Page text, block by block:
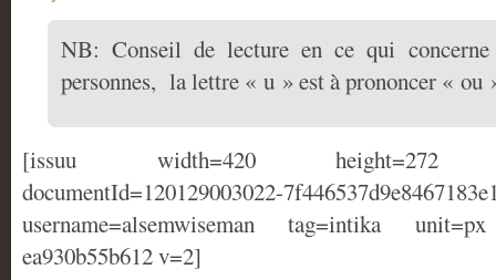
NB: Conseil de lecture en ce qui
personnes, la lettre « u » est à prononcer « ou
[issuu width=420 height=272
documentId=120129003022-
username=alsemwiseman tag=intika unit=px
ea930b55b612 v=2]